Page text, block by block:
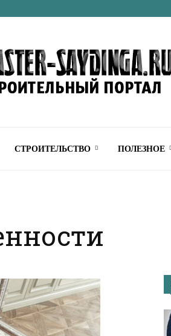
Строительный
портал
СТРОИТЕЛЬСТВО ПОЛЕЗНОЕ